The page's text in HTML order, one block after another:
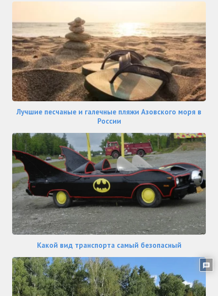
Лучшие песчаные и галечные пляжи Азовского моря в
России
Какой вид транспорта самый безопасный